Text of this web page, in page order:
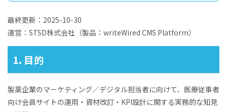
最終更新：2025-10-30
運営：STSD株式会社（製品：writeWired CMS Platform）
1. 目的
製薬企業のマーケティング／デジタル担当者に向けて、医療従事者
向け会員サイトの運用・資材改訂・KPI設計に関する実務的な知見